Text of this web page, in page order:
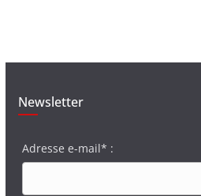
Newsletter
Adresse e-mail* :